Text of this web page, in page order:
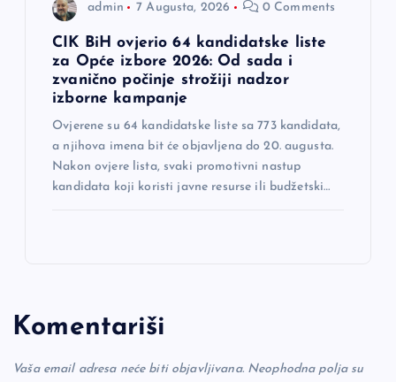
admin 7 Augusta, 2026 0 Comments
CIK BiH ovjerio 64 kandidatske liste
za Opće izbore 2026: Od sada i
zvanično počinje strožiji nadzor
izborne kampanje
Ovjerene su 64 kandidatske liste sa 773 kandidata,
a njihova imena bit će objavljena do 20. augusta.
Nakon ovjere lista, svaki promotivni nastup
kandidata koji koristi javne resurse ili budžetski…
Komentariši
Vaša email adresa neće biti objavljivana. Neophodna polja su